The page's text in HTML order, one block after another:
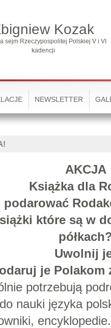
Kozak
sejm Rzeczypospolitej Polskiej V i VI
kadencji
NEWSLETTER
AKCJA
Książka dla
podarować
które są w
Uwolnij
je Polakom
potrzebują
nauki języka
encyklopedie.